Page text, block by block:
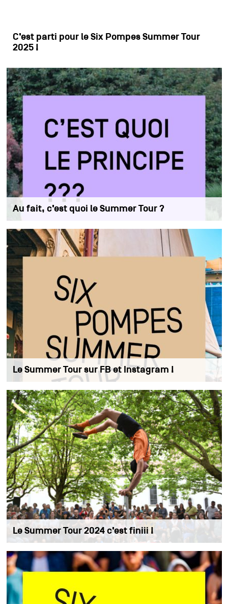
C’est parti pour le Six Pompes Summer Tour
2025 !
Au fait, c’est quoi le Summer Tour ?
Le Summer Tour sur FB et Instagram !
Le Summer Tour 2024 c’est finiii !